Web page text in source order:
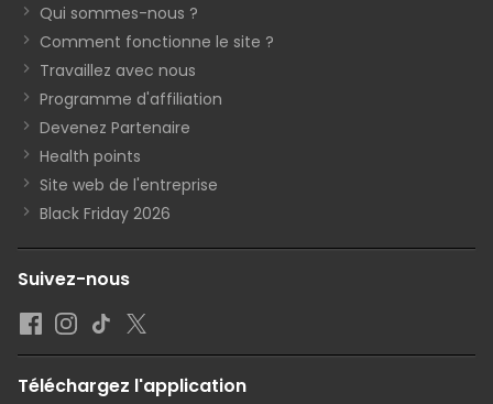
Qui sommes-nous ?
Comment fonctionne le site ?
Travaillez avec nous
Programme d'affiliation
Devenez Partenaire
Health points
Site web de l'entreprise
Black Friday 2026
Suivez-nous
Téléchargez l'application